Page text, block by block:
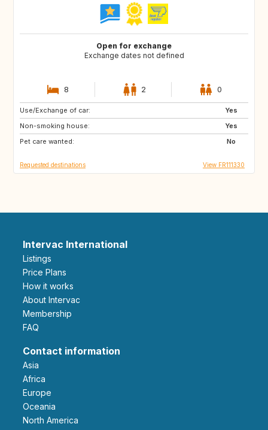
Open for exchange
Exchange dates not defined
8 2 0
Use/Exchange of car:
Yes
Non-smoking house:
Yes
Pet care wanted:
No
SE
IT
NO
Requested destinations View FR111330
Intervac International
Listings
Price Plans
How it works
About Intervac
Membership
FAQ
Contact information
Asia
Africa
Europe
Oceania
North America